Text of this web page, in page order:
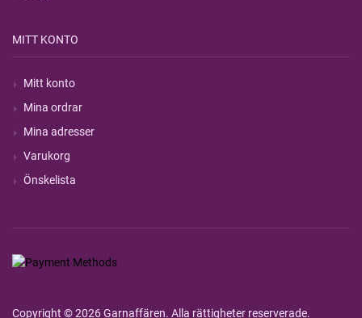
MITT KONTO
Mitt konto
Mina ordrar
Mina adresser
Varukorg
Önskelista
Copyright © 2026 Garnaffären. Alla rättigheter reserverade.